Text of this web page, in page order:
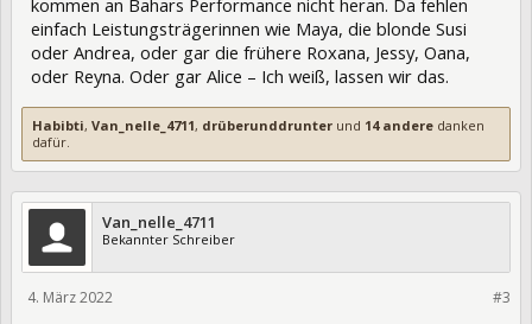
kommen an Bahars Performance nicht heran. Da fehlen
einfach Leistungsträgerinnen wie Maya, die blonde Susi
oder Andrea, oder gar die frühere Roxana, Jessy, Oana,
oder Reyna. Oder gar Alice – Ich weiß, lassen wir das.
Habibti, Van_nelle_4711, drüberunddrunter und 14 andere danken
dafür.
Van_nelle_4711
Bekannter Schreiber
#3
4. März 2022